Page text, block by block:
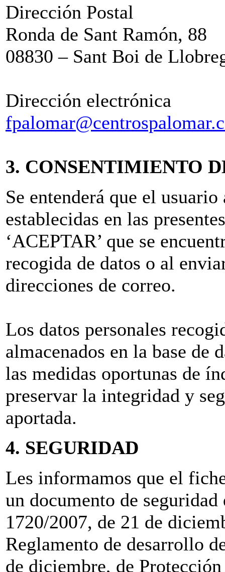
Dirección Postal
Ronda de Sant Ramón, 88
08830 – Sant Boi de
Dirección electrónica
3. CONSENTIMIENTO
Se entenderá que el
establecidas en las
‘ACEPTAR’ que se
recogida de datos o al
direcciones de correo.
Los datos personales
almacenados en la base de
las medidas oportunas de
preservar la integridad y
aportada.
4. SEGURIDAD
Les informamos que el
un documento de
1720/2007, de 21 de
Reglamento de desarrollo
de diciembre, de